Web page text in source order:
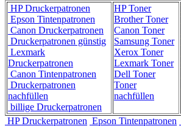
HP Druckerpatronen
Epson Tintenpatronen
Canon Druckerpatronen
Druckerpatronen günstig
Lexmark
Druckerpatronen
Canon Tintenpatronen
Druckerpatronen
nachfüllen
billige Druckerpatronen
HP Toner
Brother Toner
Canon Toner
Samsung Toner
Xerox Toner
Lexmark Toner
Dell Toner
Toner
nachfüllen
HP Druckerpatronen Epson Tintenpatronen